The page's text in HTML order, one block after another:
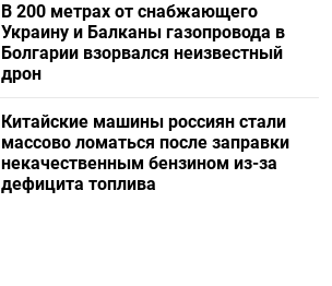
В 200 метрах от снабжающего
Украину и Балканы газопровода в
Болгарии взорвался неизвестный
дрон
Китайские машины россиян стали
массово ломаться после заправки
некачественным бензином из-за
дефицита топлива